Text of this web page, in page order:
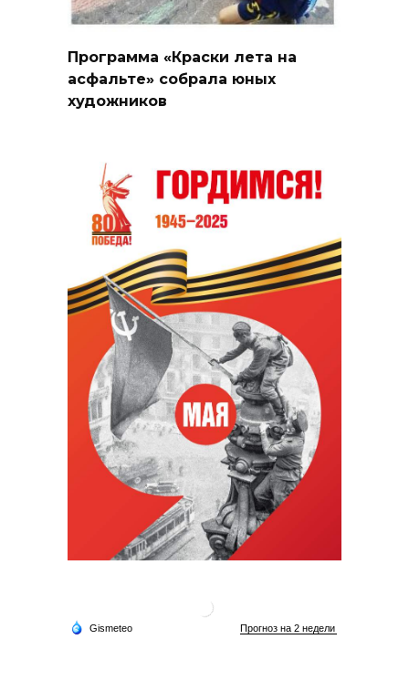
Программа «Краски лета на
асфальте» собрала юных
художников